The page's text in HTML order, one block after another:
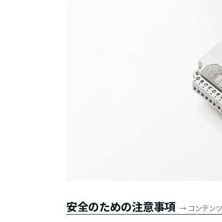
安全のための注意事項 → コンテン